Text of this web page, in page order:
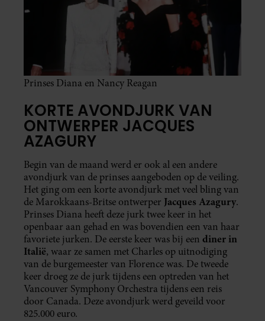
Prinses Diana en Nancy Reagan
KORTE AVONDJURK VAN
ONTWERPER JACQUES
AZAGURY
Begin van de maand werd er ook al een andere
avondjurk van de prinses aangeboden op de veiling.
Het ging om een korte avondjurk met veel bling van
de Marokkaans-Britse ontwerper Jacques Azagury.
Prinses Diana heeft deze jurk twee keer in het
openbaar aan gehad en was bovendien een van haar
favoriete jurken. De eerste keer was bij een diner in
Italië, waar ze samen met Charles op uitnodiging
van de burgemeester van Florence was. De tweede
keer droeg ze de jurk tijdens een optreden van het
Vancouver Symphony Orchestra tijdens een reis
door Canada. Deze avondjurk werd geveild voor
825.000 euro.